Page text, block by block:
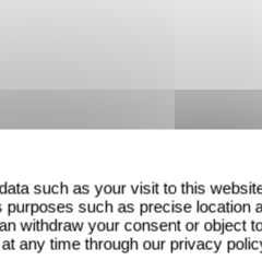
such as your visit to this
such as precise location
withdraw your consent or object
any time through our privacy